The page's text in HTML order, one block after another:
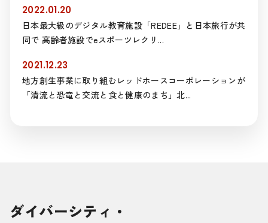
2022.01.20
日本最大級のデジタル教育施設「REDEE」と日本旅行が共
同で 高齢者施設でeスポーツレクリ...
2021.12.23
地方創生事業に取り組むレッドホースコーポレーションが
「清流と恐竜と交流と食と健康のまち」北...
ダイバーシティ・